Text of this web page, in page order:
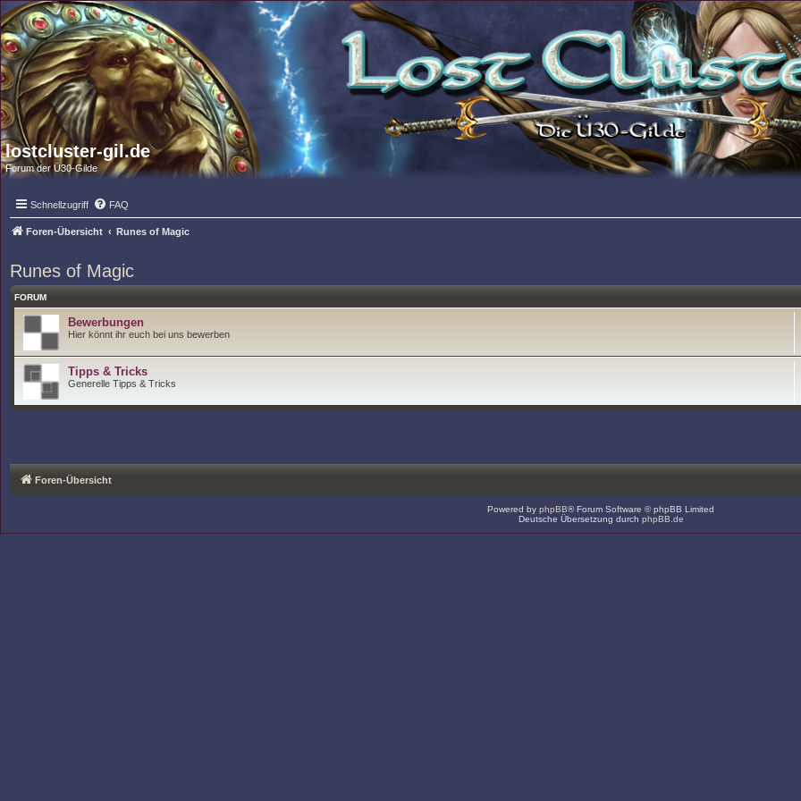
lostcluster-gil.de
Forum der Ü30-Gilde
Schnellzugriff FAQ
Foren-Übersicht Runes of Magic
Runes of Magic
FORUM
Bewerbungen
Hier könnt ihr euch bei uns bewerben
Tipps & Tricks
Generelle Tipps & Tricks
Foren-Übersicht
Powered by phpBB® Forum Software © phpBB Limited
Deutsche Übersetzung durch phpBB.de